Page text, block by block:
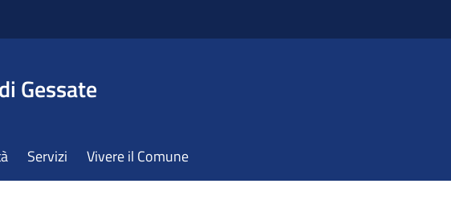
Gessate
Servizi Vivere il Comune